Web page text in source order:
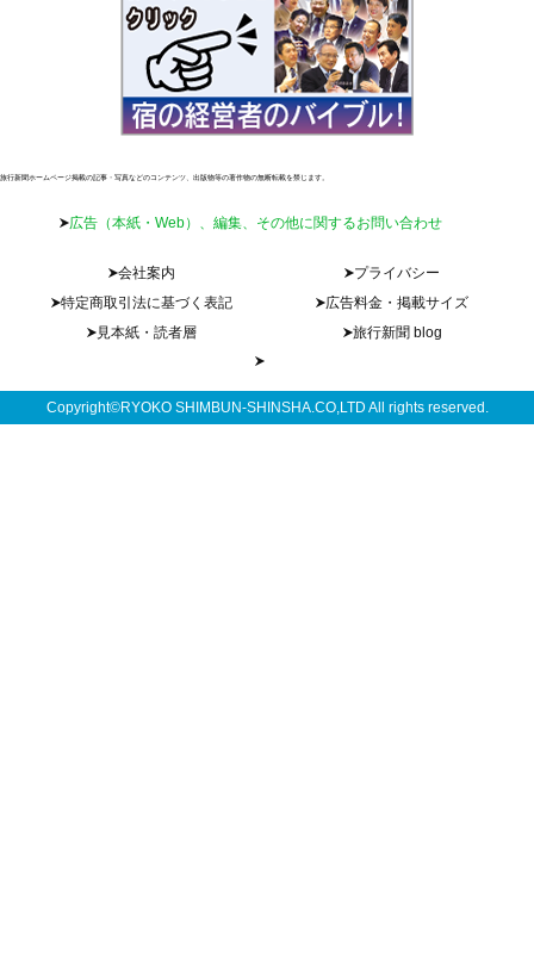
旅行新聞ホームページ掲載の記事・写真などのコンテンツ、出版物等の著作物の無断転載を禁じます。
広告（本紙・Web）、編集、その他に関するお問い合わせ
会社案内
プライバシー
特定商取引法に基づく表記
広告料金・掲載サイズ
見本紙・読者層
旅行新聞 blog
Copyright©RYOKO SHIMBUN-SHINSHA.CO,LTD All rights reserved.